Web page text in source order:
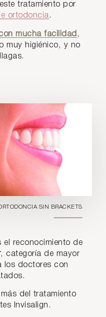
tratamiento por
ortodoncia.
mucha facilidad ,
muy higiénico, y no
SIN BRACKETS
el reconocimiento de
, categoría de mayor
los doctores con
del tratamiento
Invisalign.